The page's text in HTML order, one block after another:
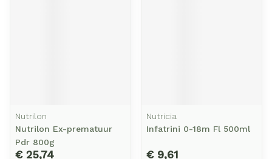
Nutrilon
Nutrilon Ex-prematuur
Pdr 800g
€ 25,74
Nutricia
Infatrini 0-18m Fl 500ml
€ 9,61